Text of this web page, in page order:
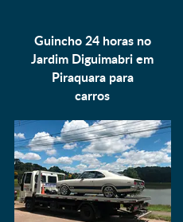
Guincho 24 horas no
Jardim Diguimabri em
Piraquara para
carros